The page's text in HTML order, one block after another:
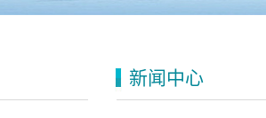
新闻中心